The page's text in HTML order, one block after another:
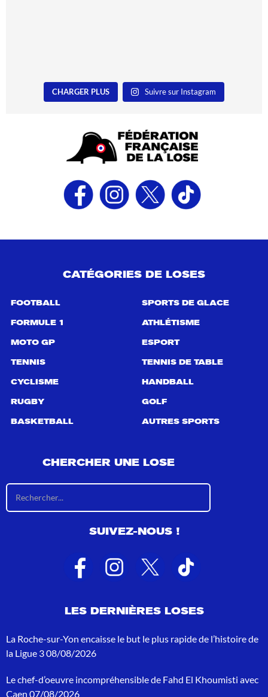
CHARGER PLUS Suivre sur Instagram
CATÉGORIES DE LOSES
FOOTBALL
FORMULE 1
MOTO GP
TENNIS
CYCLISME
RUGBY
BASKETBALL
SPORTS DE GLACE
ATHLÉTISME
ESPORT
TENNIS DE TABLE
HANDBALL
GOLF
AUTRES SPORTS
CHERCHER UNE LOSE
s
l
a
t
s
r
c
c
SUIVEZ-NOUS !
LES DERNIÈRES LOSES
La Roche-sur-Yon encaisse le but le plus rapide de l’histoire de
la Ligue 308/08/2026
Le chef-d’oeuvre incompréhensible de Fahd El Khoumisti avec
Caen 07/08/2026